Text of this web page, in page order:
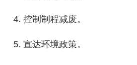
4. 控制制程减废。
5. 宣达环境政策。